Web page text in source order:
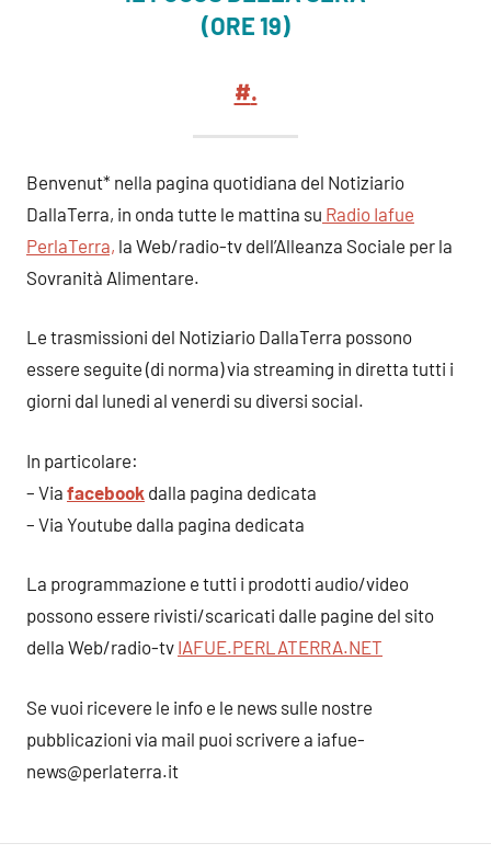
(ORE 19)
#.
Benvenut* nella pagina quotidiana del Notiziario
DallaTerra, in onda tutte le mattina su Radio Iafue
PerlaTerra, la Web/radio-tv dell’Alleanza Sociale per la
Sovranità Alimentare.
Le trasmissioni del Notiziario DallaTerra possono
essere seguite (di norma) via streaming in diretta tutti i
giorni dal lunedi al venerdi su diversi social.
In particolare:
– Via facebook dalla pagina dedicata
– Via Youtube dalla pagina dedicata
La programmazione e tutti i prodotti audio/video
possono essere rivisti/scaricati dalle pagine del sito
della Web/radio-tv IAFUE.PERLATERRA.NET
Se vuoi ricevere le info e le news sulle nostre
pubblicazioni via mail puoi scrivere a iafue-
news@perlaterra.it